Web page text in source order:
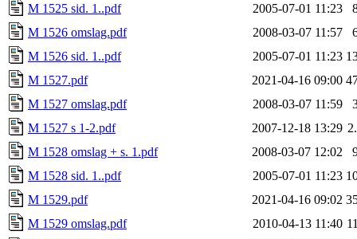
M 1525 sid. 1..pdf
2005-07-01 11:23
M 1526 omslag.pdf
2008-03-07 11:57
M 1526 sid. 1..pdf
2005-07-01 11:23
M 1527.pdf
2021-04-16 09:00
M 1527 omslag.pdf
2008-03-07 11:59
M 1527 s 1-2.pdf
2007-12-18 13:29
M 1528 omslag + s. 1.pdf
2008-03-07 12:02
M 1528 sid. 1..pdf
2005-07-01 11:23
M 1529.pdf
2021-04-16 09:02
M 1529 omslag.pdf
2010-04-13 11:40